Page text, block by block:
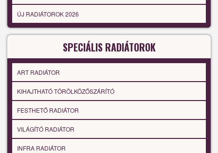
ÚJ RADIÁTOROK 2026
SPECIÁLIS RADIÁTOROK
ART RADIÁTOR
KIHAJTHATÓ TÖRÖLKÖZŐSZÁRÍTÓ
FESTHETŐ RADIÁTOR
VILÁGÍTÓ RADIÁTOR
INFRA RADIÁTOR